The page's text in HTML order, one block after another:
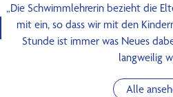
„Die Schwimmlehrerin bezieht die
mit ein, so dass wir mit den
Stunde ist immer was Neues
langweilig
Alle